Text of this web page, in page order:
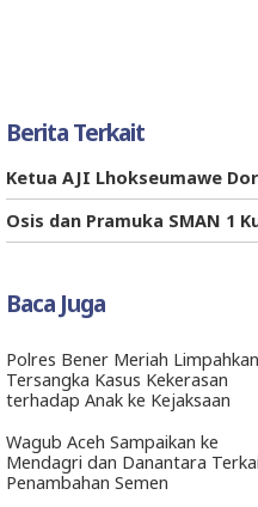
Berita Terkait
Ketua AJI Lhokseumawe
Osis dan Pramuka SMAN 1
Baca Juga
Polres Bener Meriah Limpahkan
Tersangka Kasus Kekerasan
terhadap Anak ke Kejaksaan
Wagub Aceh Sampaikan ke
Mendagri dan Danantara
Penambahan Semen